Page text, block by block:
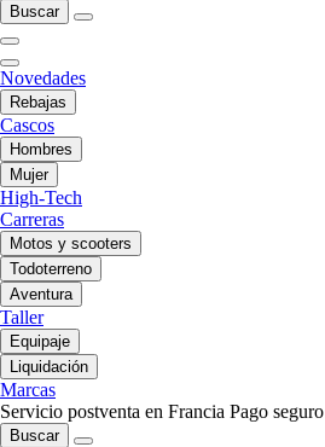
Buscar
Novedades
Rebajas
Cascos
Hombres
Mujer
High-Tech
Carreras
Motos y scooters
Todoterreno
Aventura
Taller
Equipaje
Liquidación
Marcas
Servicio postventa en Francia Pago seguro
Buscar